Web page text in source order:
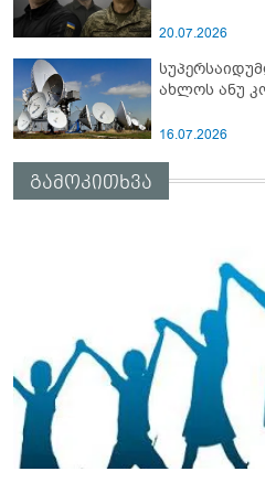
20.07.2026
16.07.2026
გამოკითხვა